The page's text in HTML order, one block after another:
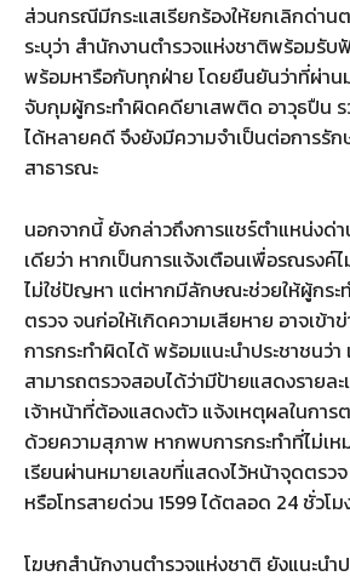
ส่วนกรณีมีกระแสเรียกร้องให้ยกเลิกด่าน
ระบุว่า สำนักงานตำรวจแห่งชาติพร้อมรั
พร้อมหารือกับทุกฝ่าย โดยยืนยันว่าที่ผ่าน
จับกุมผู้กระทำผิดคดียาเสพติด อาวุธปืน
ได้หลายคดี จึงยังมีความจำเป็นต่อการรั
สาธารณะ
นอกจากนี้ ยังกล่าวถึงการแชร์ตำแหน่งด่
เดียว่า หากเป็นการแจ้งเตือนเพื่อรณรงค์
ไม่ใช่ปัญหา แต่หากมีลักษณะช่วยให้ผู้กระ
ตรวจ จนก่อให้เกิดความเสียหาย อาจเข้
การกระทำผิดได้ พร้อมแนะนำประชาชนว่
สามารถตรวจสอบได้ว่ามีป้ายแสดงรายล
เจ้าหน้าที่ต้องแสดงตัว แจ้งเหตุผลในกา
ด้วยความสุภาพ หากพบการกระทำที่ไม่เห
เรียนผ่านหมายเลขที่แสดงไว้หน้าจุดตรว
หรือโทรสายด่วน 1599 ได้ตลอด 24 ชั่วโม
โฆษกสำนักงานตำรวจแห่งชาติ ยังแนะนำ